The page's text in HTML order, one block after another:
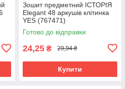
Зошит предметний ІСТОРІЯ
Elegant 48 аркушів клітинка
YES (767471)
Готово до відправки
24,25 ₴ 29,94 ₴
Купити